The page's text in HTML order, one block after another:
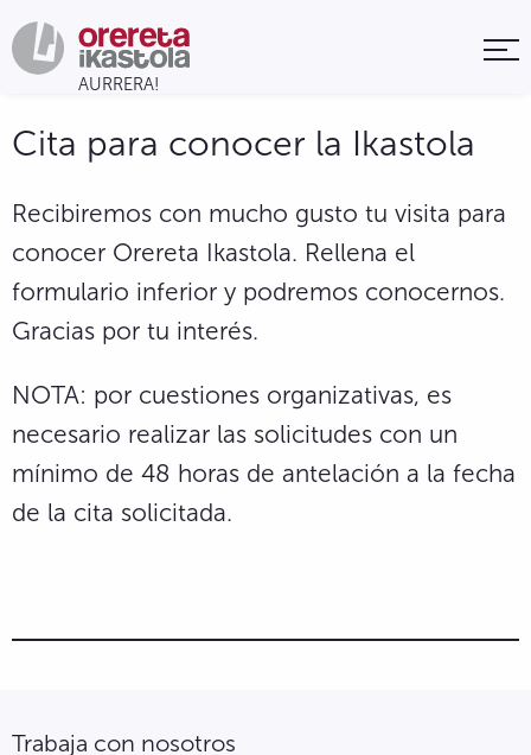
Cita para conocer la Ikastola
Recibiremos con mucho gusto tu visita para
conocer Orereta Ikastola. Rellena el
formulario inferior y podremos conocernos.
Gracias por tu interés.
NOTA: por cuestiones organizativas, es
necesario realizar las solicitudes con un
mínimo de 48 horas de antelación a la fecha
de la cita solicitada.
Trabaja con nosotros